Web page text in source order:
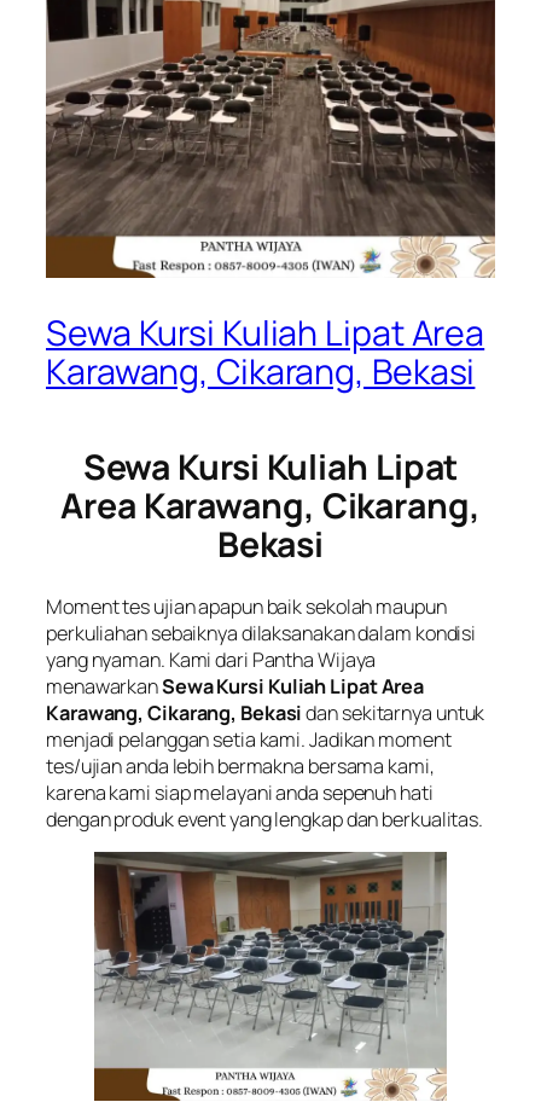
Sewa Kursi Kuliah Lipat Area
Karawang, Cikarang, Bekasi
Sewa Kursi Kuliah Lipat
Area Karawang, Cikarang,
Bekasi
Moment tes ujian apapun baik sekolah maupun
perkuliahan sebaiknya dilaksanakan dalam kondisi
yang nyaman. Kami dari Pantha Wijaya
menawarkanSewa Kursi Kuliah Lipat Area
Karawang, Cikarang, Bekasidan sekitarnya untuk
menjadi pelanggan setia kami. Jadikan moment
tes/ujian anda lebih bermakna bersama kami,
karena kami siap melayani anda sepenuh hati
dengan produk event yang lengkap dan berkualitas.